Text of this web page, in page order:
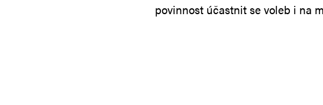
povinnost účastnit se voleb i na